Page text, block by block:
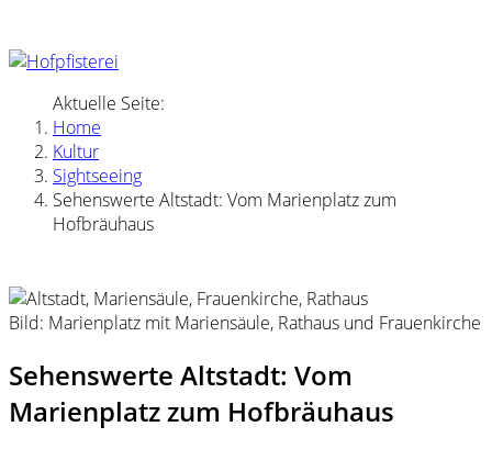
Aktuelle Seite:
Home
Kultur
Sightseeing
Sehenswerte Altstadt: Vom Marienplatz zum
Hofbräuhaus
Bild: Marienplatz mit Mariensäule, Rathaus und Frauenkirche
Sehenswerte Altstadt: Vom
Marienplatz zum Hofbräuhaus